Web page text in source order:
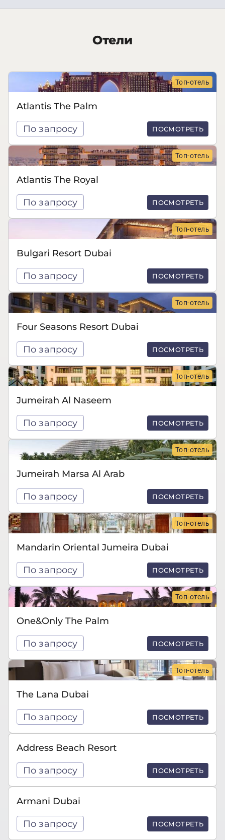
Отели
Топ-отель
Atlantis The Palm
По запросу ПОСМОТРЕТЬ
Топ-отель
Atlantis The Royal
По запросу ПОСМОТРЕТЬ
Топ-отель
Bulgari Resort Dubai
По запросу ПОСМОТРЕТЬ
Топ-отель
Four Seasons Resort Dubai
По запросу ПОСМОТРЕТЬ
Топ-отель
Jumeirah Al Naseem
По запросу ПОСМОТРЕТЬ
Топ-отель
Jumeirah Marsa Al Arab
По запросу ПОСМОТРЕТЬ
Топ-отель
Mandarin Oriental Jumeira Dubai
По запросу ПОСМОТРЕТЬ
Топ-отель
One&Only The Palm
По запросу ПОСМОТРЕТЬ
Топ-отель
The Lana Dubai
По запросу ПОСМОТРЕТЬ
Address Beach Resort
По запросу ПОСМОТРЕТЬ
Armani Dubai
По запросу ПОСМОТРЕТЬ